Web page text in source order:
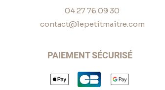
04 27 76 09 30
contact@lepetitmaitre.com
PAIEMENT SÉCURISÉ